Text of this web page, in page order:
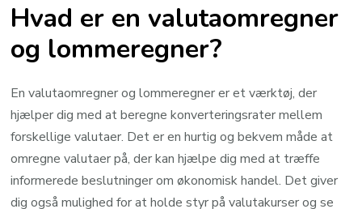
Hvad er en valutaomregner
og lommeregner?
En valutaomregner og lommeregner er et værktøj, der
hjælper dig med at beregne konverteringsrater mellem
forskellige valutaer. Det er en hurtig og bekvem måde at
omregne valutaer på, der kan hjælpe dig med at træffe
informerede beslutninger om økonomisk handel. Det giver
dig også mulighed for at holde styr på valutakurser og se